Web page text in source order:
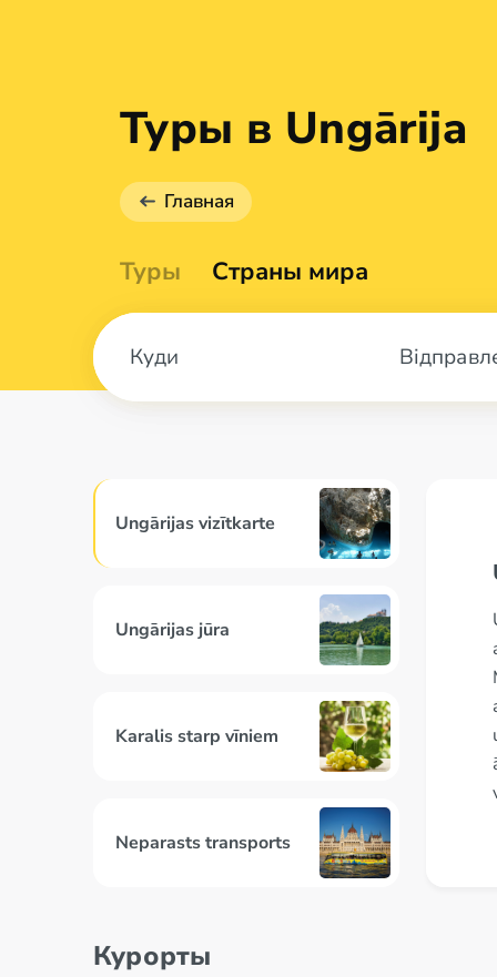
Туры в Ungārija
Главная
Туры Страны мира
Ungārijas vizītkarte
Ungārijas jūra
Karalis starp vīniem
Neparasts transports
Ezers vulkāna krāterī
Курорты